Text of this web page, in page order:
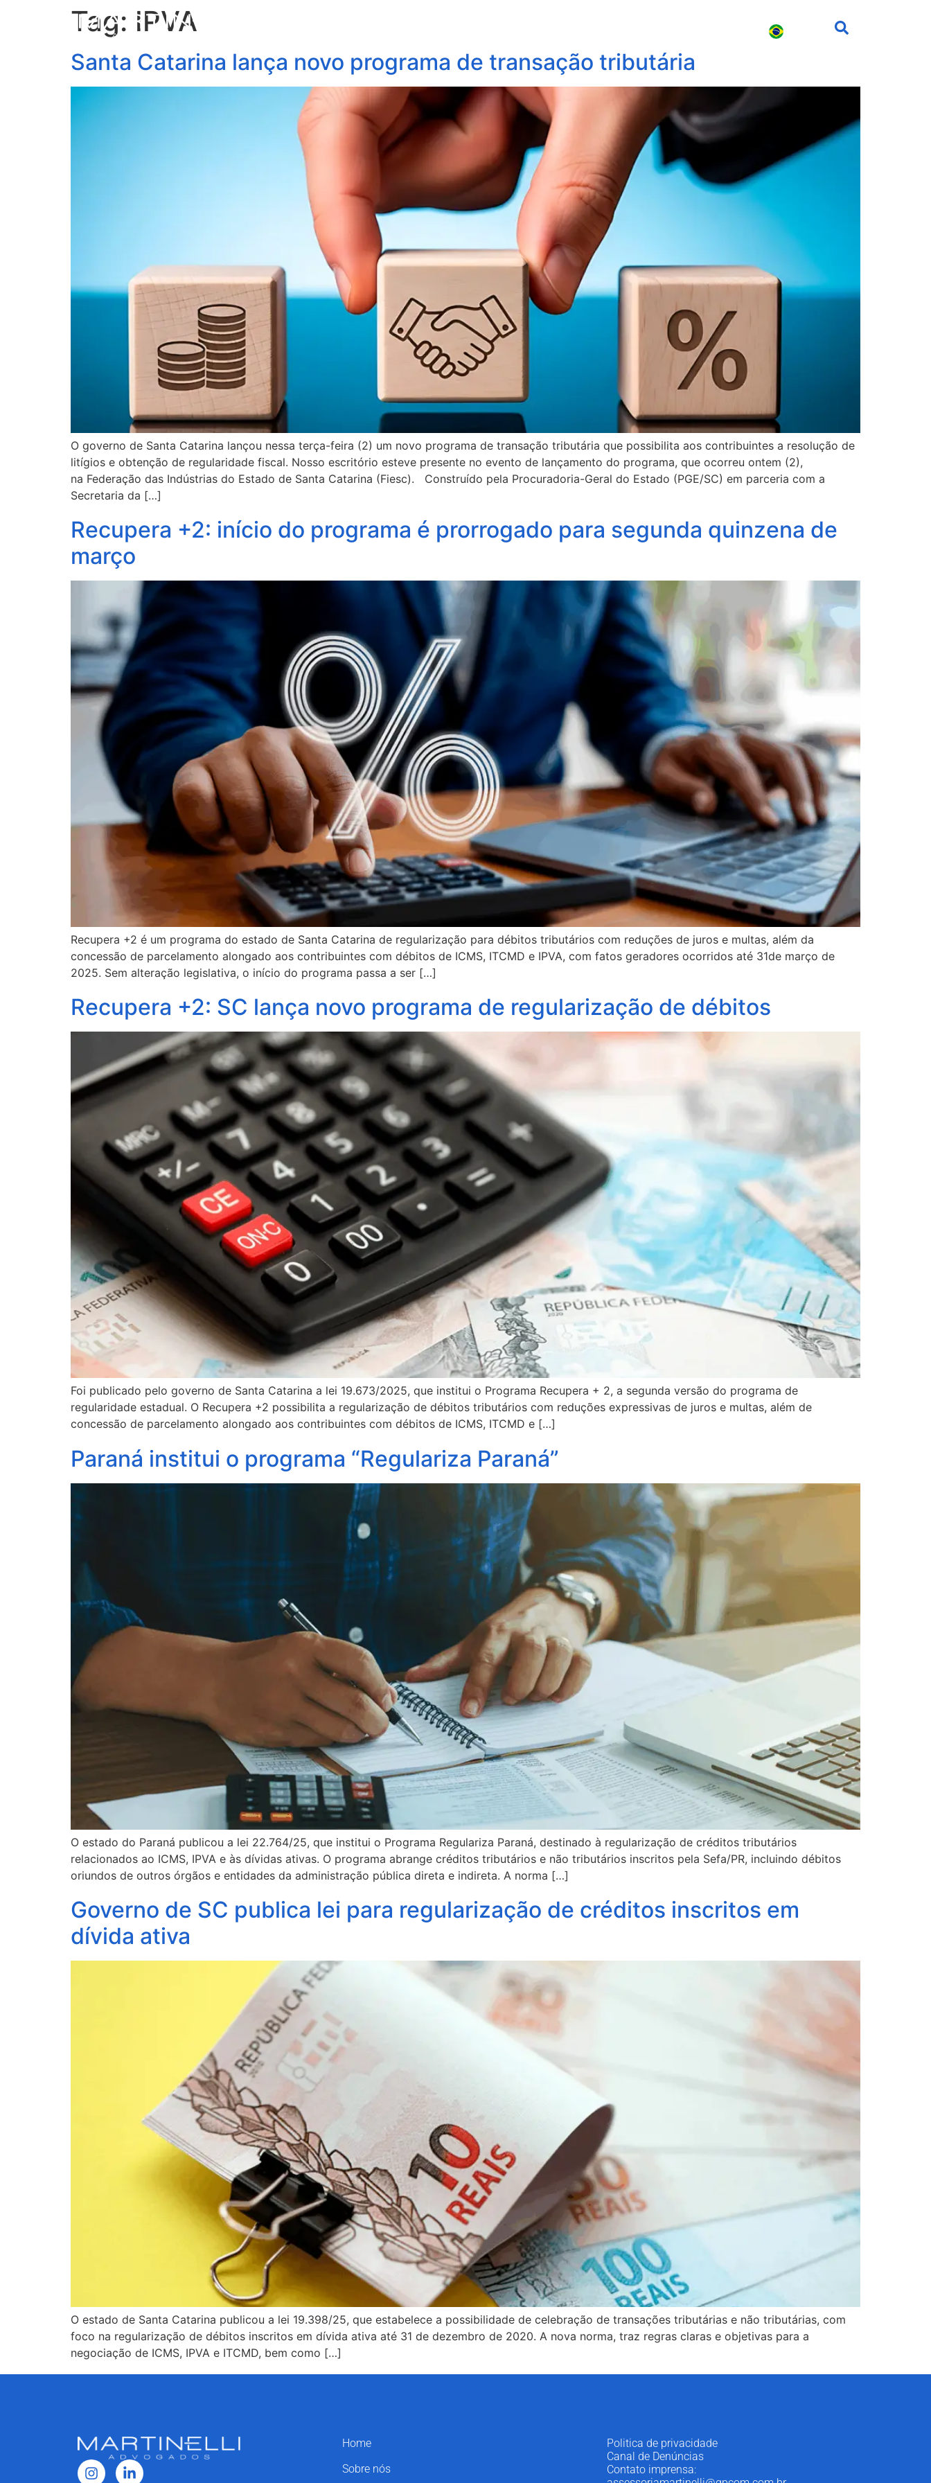
Tag: IPVA
Santa Catarina lança novo programa de transação tributária
O governo de Santa Catarina lançou nessa terça-feira (2) um novo programa de transação tributária que possibilita aos contribuintes a resolução de
litígios e obtenção de regularidade fiscal. Nosso escritório esteve presente no evento de lançamento do programa, que ocorreu ontem (2),
na Federação das Indústrias do Estado de Santa Catarina (Fiesc). Construído pela Procuradoria-Geral do Estado (PGE/SC) em parceria com a
Secretaria da […]
Recupera +2: início do programa é prorrogado para segunda quinzena de
março
Recupera +2 é um programa do estado de Santa Catarina de regularização para débitos tributários com reduções de juros e multas, além da
concessão de parcelamento alongado aos contribuintes com débitos de ICMS, ITCMD e IPVA, com fatos geradores ocorridos até 31de março de
2025. Sem alteração legislativa, o início do programa passa a ser […]
Recupera +2: SC lança novo programa de regularização de débitos
Foi publicado pelo governo de Santa Catarina a lei 19.673/2025, que institui o Programa Recupera + 2, a segunda versão do programa de
regularidade estadual. O Recupera +2 possibilita a regularização de débitos tributários com reduções expressivas de juros e multas, além de
concessão de parcelamento alongado aos contribuintes com débitos de ICMS, ITCMD e […]
Paraná institui o programa “Regulariza Paraná”
O estado do Paraná publicou a lei 22.764/25, que institui o Programa Regulariza Paraná, destinado à regularização de créditos tributários
relacionados ao ICMS, IPVA e às dívidas ativas. O programa abrange créditos tributários e não tributários inscritos pela Sefa/PR, incluindo débitos
oriundos de outros órgãos e entidades da administração pública direta e indireta. A norma […]
Governo de SC publica lei para regularização de créditos inscritos em
dívida ativa
O estado de Santa Catarina publicou a lei 19.398/25, que estabelece a possibilidade de celebração de transações tributárias e não tributárias, com
foco na regularização de débitos inscritos em dívida ativa até 31 de dezembro de 2020. A nova norma, traz regras claras e objetivas para a
negociação de ICMS, IPVA e ITCMD, bem como […]
Home
Sobre nós
Politica de privacidade
Canal de Denúncias
Contato imprensa: